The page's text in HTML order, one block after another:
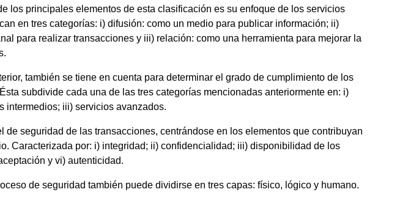
los principales elementos de esta clasificación es su enfoque de los servicios
en tres categorías: i) difusión: como un medio para publicar información; ii)
para realizar transacciones y iii) relación: como una herramienta para mejorar la
también se tiene en cuenta para determinar el grado de cumplimiento de los
subdivide cada una de las tres categorías mencionadas anteriormente en: i)
intermedios; iii) servicios avanzados.
de seguridad de las transacciones, centrándose en los elementos que contribuyan
Caracterizada por: i) integridad; ii) confidencialidad; iii) disponibilidad de los
y vi) autenticidad.
de seguridad también puede dividirse en tres capas: físico, lógico y humano.